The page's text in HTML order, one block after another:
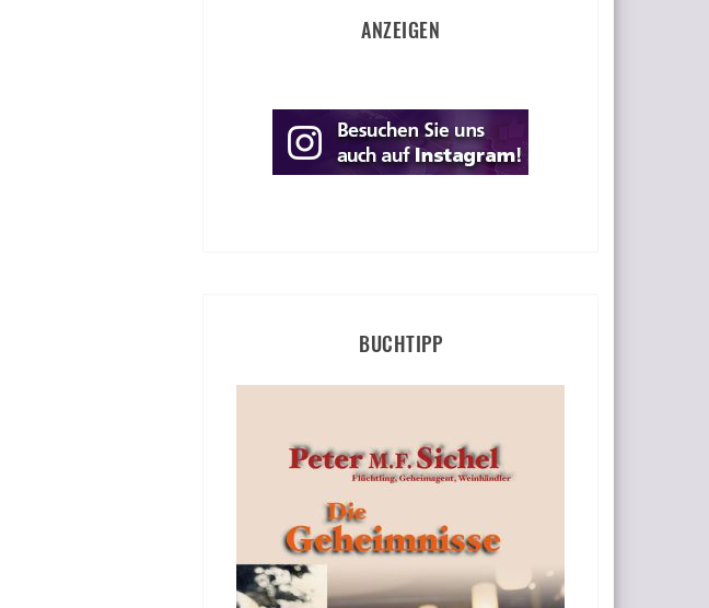
ANZEIGEN
BUCHTIPP